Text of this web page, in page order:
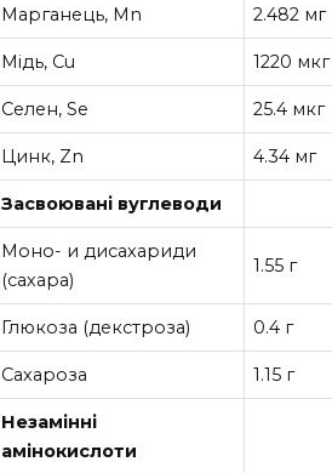
Марганець, Mn 2.482 мг
Мідь, Cu 1220 мкг
Селен, Se 25.4 мкг
Цинк, Zn 4.34 мг
Засвоювані вуглеводи
Моно- и дисахариди
(сахара)
1.55 г
Глюкоза (декстроза) 0.4 г
Сахароза 1.15 г
Незамінні
амінокислоти